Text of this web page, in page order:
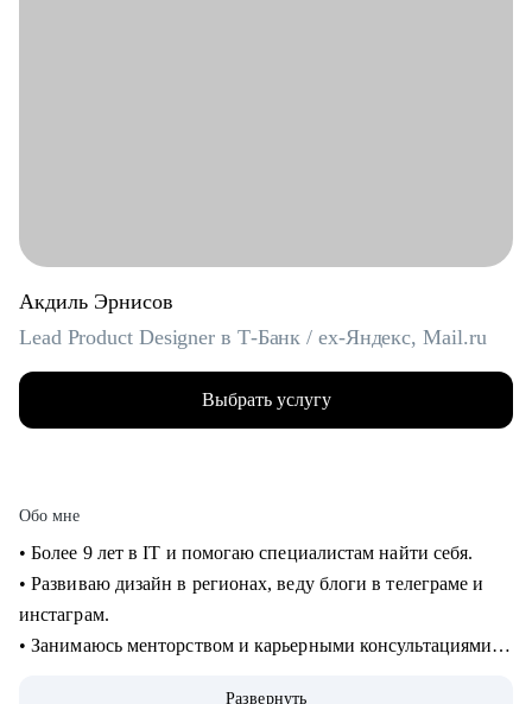
Акдиль Эрнисов
Lead Product Designer в Т-Банк / ex-Яндекс, Mail.ru
Выбрать услугу
Обо мне
• Более 9 лет в IT и помогаю специалистам найти себя.
• Развиваю дизайн в регионах, веду блоги в телеграме и
инстаграм.
• Занимаюсь менторством и карьерными консультациями с
Развернуть